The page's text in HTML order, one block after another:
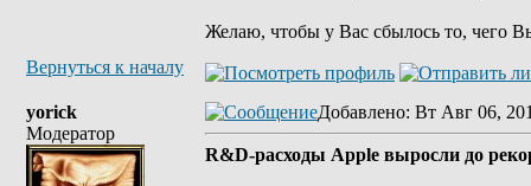
Желаю, чтобы у Вас сбылось то, чего
Вернуться к началу
yorick
Модератор
Добавлено: Вт Авг 06,
R&D-расходы Apple выросли до